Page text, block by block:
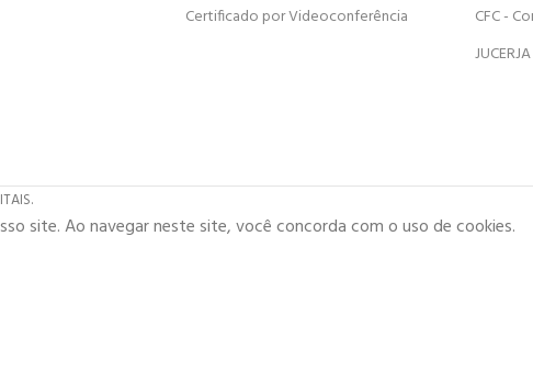
Certificado por Videoconferência
CFC -
site. Ao navegar neste site, você concorda com o uso de cookies.